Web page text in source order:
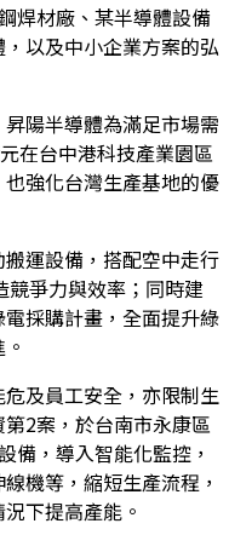
焊材廠、某半導體設備
以及中小企業方案的弘
陽半導體為滿足市場需
在台中港科技產業園區
強化台灣生產基地的優
運設備，搭配空中走行
競爭力與效率；同時建
採購計畫，全面提升綠
及員工安全，亦限制生
2案，於台南市永康區
備，導入智能化監控，
機等，縮短生產流程，
下提高產能。